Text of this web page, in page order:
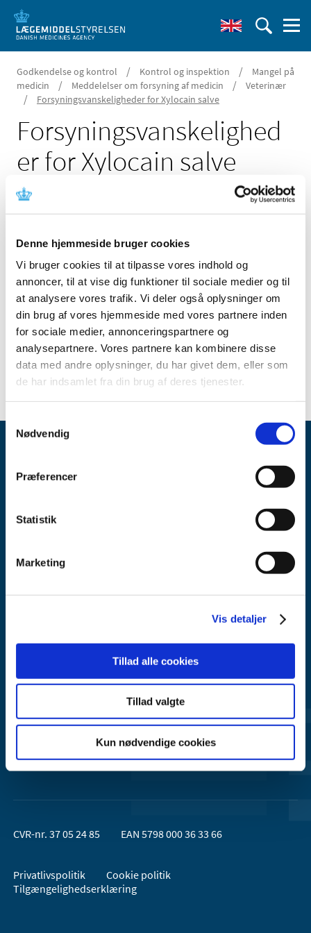
Denne hjemmeside bruger cookies
Vi bruger cookies til at tilpasse vores indhold og
annoncer, til at vise dig funktioner til sociale medier og til
at analysere vores trafik. Vi deler også oplysninger om
din brug af vores hjemmeside med vores partnere inden
for sociale medier, annonceringspartnere og
analysepartnere. Vores partnere kan kombinere disse
data med andre oplysninger, du har givet dem, eller som
de har indsamlet fra din brug af deres tjenester.
Samtykkevalg
Nødvendig
Præferencer
Statistik
Marketing
Vis detaljer
Tillad alle cookies
Tillad valgte
Kun nødvendige cookies
Godkendelse og kontrol / Kontrol og inspektion /
Mangel på
medicin
/ Meddelelser om forsyning af medicin / Veterinær
/ Forsyningsvanskeligheder for Xylocain salve
Forsyningsvanskelighed
er for Xylocain salve
19. november 2021
Der er i øjeblikket problemer med forsyningen af Xylocain
50 mg/g salve fra Aspen Nordic.
Spørgsmål om aktuel status skal stilles til virksomheden.
Se oversigten over aktuelle og kommende
forsyningsvanskeligheder
2300 København S
Kontakt Lægemiddelstyrelsen
44 88 95 95 (kl. 9 - 15)
Følg os
CVR-nr. 37 05 24 85 EAN 5798 000 36 33 66
Privatlivspolitik
Cookie politik
Tilgængelighedserklæring